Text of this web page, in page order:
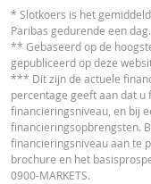
actuele of toekomstige
gelijkblijvend
werkelijkheid
een onderliggende
door
tussen bied- en
dividendbelasting. De
in de calculator buiten
getoonde waarden
werkelijkheid.
FINANCIEEL
Financial
Cost Report
* Slotkoers is het
Paribas gedurende een dag.
** Gebaseerd op de
gepubliceerd op deze
*** Dit zijn de actuele
percentage geeft aan dat
financieringsniveau, en bij
financieringsopbrengsten.
financieringsniveau aan te
brochure en het
0900-MARKETS.